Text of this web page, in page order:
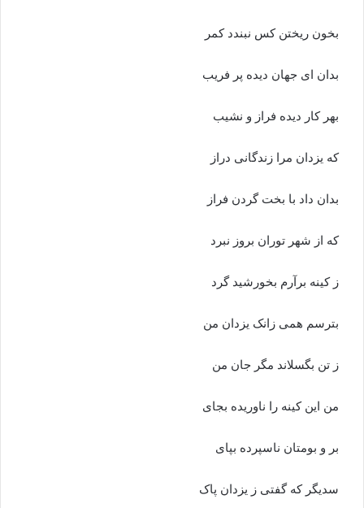
بخون ریختن کس نبندد کمر
بدان اى جهان دیده پر فریب
بهر کار دیده فراز و نشیب‏
که یزدان مرا زندگانى دراز
بدان داد با بخت گردن فراز
که از شهر توران بروز نبرد
ز کینه برآرم بخورشید گرد
بترسم همى زانک یزدان من
ز تن بگسلاند مگر جان من‏
من این کینه را ناوریده بجاى
بر و بومتان ناسپرده بپاى‏
سدیگر که گفتى ز یزدان پاک